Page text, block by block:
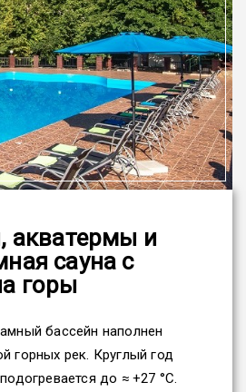
акватермы и
сауна с
горы
бассейн наполнен
горных рек. Круглый год
до ≈ +27 °C.